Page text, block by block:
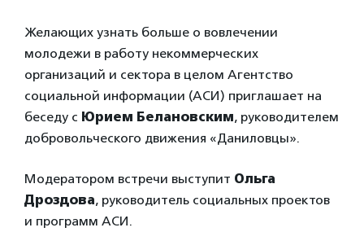
Желающих узнать больше о вовлечении
молодежи в работу некоммерческих
организаций и сектора в целом Агентство
социальной информации (АСИ) приглашает на
беседу с Юрием Белановским, руководителем
добровольческого движения «Даниловцы».
Модератором встречи выступит Ольга
Дроздова, руководитель социальных проектов
и программ АСИ.